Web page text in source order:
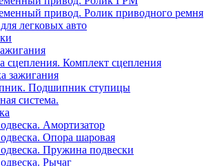
привод. Ролик приводного ремня
легковых авто
сцепления. Комплект сцепления
зажигания
Подшипник ступицы
система.
Амортизатор
Опора шаровая
Пружина подвески
Рычаг